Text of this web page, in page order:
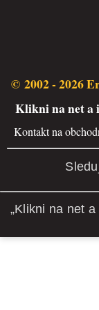
© 2002 - 2026
Klikni na net a
Kontakt na
„Klikni na net